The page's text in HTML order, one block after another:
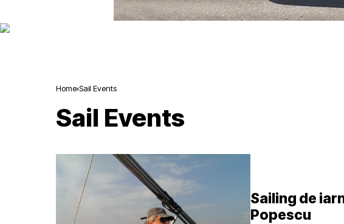
Home Sail Events
Sail Events
Sailing de
Popescu